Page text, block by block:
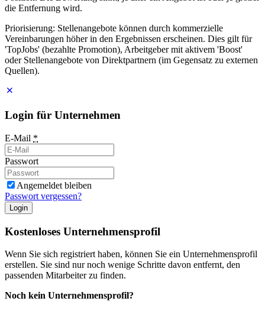
die Entfernung wird.
Priorisierung: Stellenangebote können durch kommerzielle
Vereinbarungen höher in den Ergebnissen erscheinen. Dies gilt für
'TopJobs' (bezahlte Promotion), Arbeitgeber mit aktivem 'Boost'
oder Stellenangebote von Direktpartnern (im Gegensatz zu externen
Quellen).
Login für Unternehmen
E-Mail *
Passwort
Angemeldet bleiben
Passwort vergessen?
Login
Kostenloses Unternehmensprofil
Wenn Sie sich registriert haben, können Sie ein Unternehmensprofil
erstellen. Sie sind nur noch wenige Schritte davon entfernt, den
passenden Mitarbeiter zu finden.
Noch kein Unternehmensprofil?